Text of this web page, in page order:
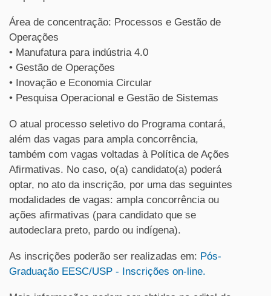
Área de concentração: Processos e Gestão de
Operações
• Manufatura para indústria 4.0
• Gestão de Operações
• Inovação e Economia Circular
• Pesquisa Operacional e Gestão de Sistemas
O atual processo seletivo do Programa contará,
além das vagas para ampla concorrência,
também com vagas voltadas à Política de Ações
Afirmativas. No caso, o(a) candidato(a) poderá
optar, no ato da inscrição, por uma das seguintes
modalidades de vagas: ampla concorrência ou
ações afirmativas (para candidato que se
autodeclara preto, pardo ou indígena).
As inscrições poderão ser realizadas em: Pós-
Graduação EESC/USP - Inscrições on-line.